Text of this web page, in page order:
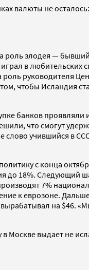
валюты не
роль злодея —
в любительских
руководителя
чтобы Исландия
банков
что смогут
слово учившийся в
с конца
18%. Следующий
7%
к еврозоне.
вырабатывал на
Москве выдает не